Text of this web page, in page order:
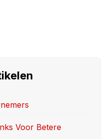
Voor Betere